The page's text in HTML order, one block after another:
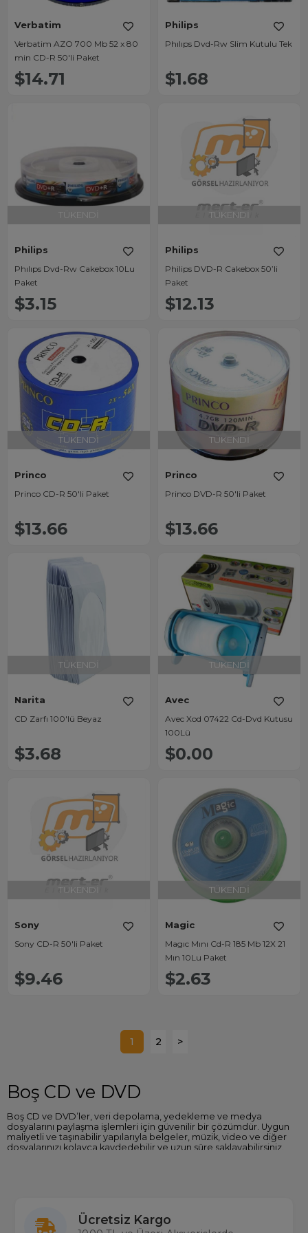
Verbatim
Verbatim AZO 700 Mb 52 x 80
min CD-R 50'li Paket
$14.71
Philips
Phılıps Dvd-Rw Slim Kutulu Tek
$1.68
TÜKENDI
Philips
Phılıps Dvd-Rw Cakebox 10Lu
Paket
$3.15
TÜKENDI
Philips
Philips DVD-R Cakebox 50’li
Paket
$12.13
TÜKENDI
Princo
Princo CD-R 50'li Paket
$13.66
TÜKENDI
Princo
Princo DVD-R 50'li Paket
$13.66
TÜKENDI
Narita
CD Zarfı 100'lü Beyaz
$3.68
TÜKENDI
Avec
Avec Xod 07422 Cd-Dvd Kutusu
100Lü
$0.00
TÜKENDI
Sony
Sony CD-R 50'li Paket
$9.46
TÜKENDI
Magic
Magıc Mını Cd-R 185 Mb 12X 21
Mın 10Lu Paket
$2.63
1 2 >
Boş CD ve DVD
Boş CD ve DVD’ler, veri depolama, yedekleme ve medya
dosyalarını paylaşma işlemleri için güvenilir bir çözümdür. Uygun
maliyetli ve taşınabilir yapılarıyla belgeler, müzik, video ve diğer
dosyalarınızı kolayca kaydedebilir ve uzun süre saklayabilirsiniz.
değiştirilemediği modellerdir. 700 MB kapasite sunar.
CD-RW:
Verilerin birden fazla kez yazılabildiği ve silinerek
Ücretsiz Kargo